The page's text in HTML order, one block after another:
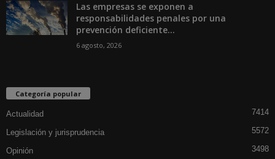
Las empresas se exponen a
responsabilidades penales por una
prevención deficiente...
6 agosto, 2026
Categoría popular
Actualidad 7414
Legislación y jurisprudencia 5572
Opinión 3498